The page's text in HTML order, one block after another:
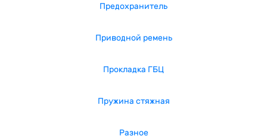
Предохранитель
Приводной ремень
Прокладка ГБЦ
Пружина стяжная
Разное